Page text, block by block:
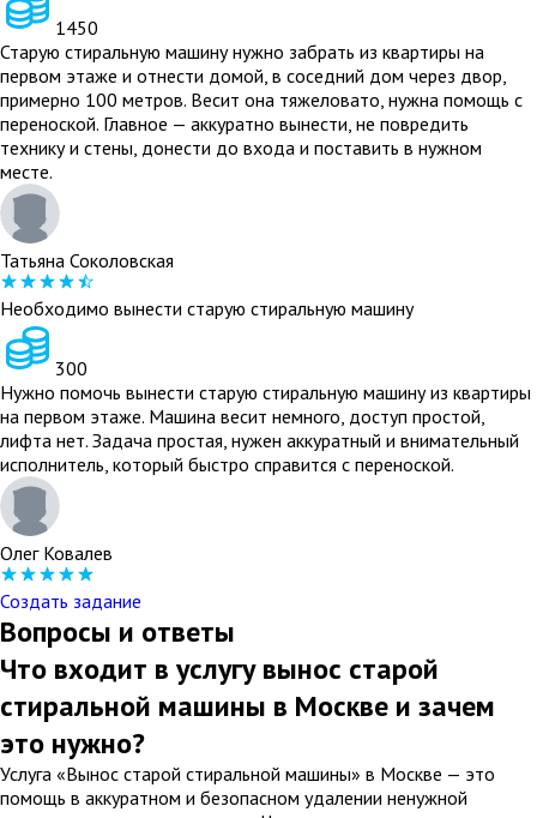
1450
Старую стиральную машину нужно забрать из квартиры на
первом этаже и отнести домой, в соседний дом через двор,
примерно 100 метров. Весит она тяжеловато, нужна помощь с
переноской. Главное — аккуратно вынести, не повредить
технику и стены, донести до входа и поставить в нужном
месте.
Татьяна Соколовская
Необходимо вынести старую стиральную машину
300
Нужно помочь вынести старую стиральную машину из квартиры
на первом этаже. Машина весит немного, доступ простой,
лифта нет. Задача простая, нужен аккуратный и внимательный
исполнитель, который быстро справится с переноской.
Олег Ковалев
Создать задание
Вопросы и ответы
Что входит в услугу вынос старой
стиральной машины в Москве и зачем
это нужно?
Услуга «Вынос старой стиральной машины» в Москве — это
помощь в аккуратном и безопасном удалении ненужной